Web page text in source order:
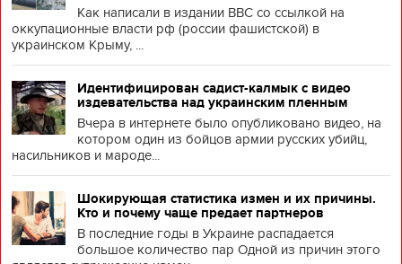
Как написали в издании BBC со ссылкой на
оккупационные власти рф (россии фашистской) в
украинском Крыму, ...
Идентифицирован садист-калмык с видео
издевательства над украинским пленным
Вчера в интернете было опубликовано видео, на
котором один из бойцов армии русских убийц,
насильников и мароде...
Шокирующая статистика измен и их причины.
Кто и почему чаще предает партнеров
В последние годы в Украине распадается
большое количество пар Одной из причин этого